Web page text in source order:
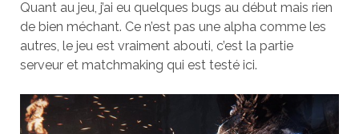
Quant au jeu, j’ai eu quelques bugs au début mais rien
de bien méchant. Ce n’est pas une alpha comme les
autres, le jeu est vraiment abouti, c’est la partie
serveur et matchmaking qui est testé ici.